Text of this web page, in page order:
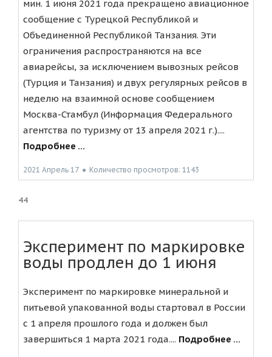
мин. 1 июня 2021 года прекращено авиационное
сообщение с Турецкой Республикой и
Объединенной Республикой Танзания. Эти
ограничения распространяются на все
авиарейсы, за исключением вывозных рейсов
(Турция и Танзания) и двух регулярных рейсов в
неделю на взаимной основе сообщением
Москва-Стамбул (Информация Федерального
агентства по туризму от 13 апреля 2021 г.)....
Подробнее ...
2021 Апрель 17 ● Количество просмотров: 1143
44
Эксперимент по маркировке
воды продлен до 1 июня
Эксперимент по маркировке минеральной и
питьевой упакованной воды стартовал в России
с 1 апреля прошлого года и должен был
завершиться 1 марта 2021 года.... Подробнее ...